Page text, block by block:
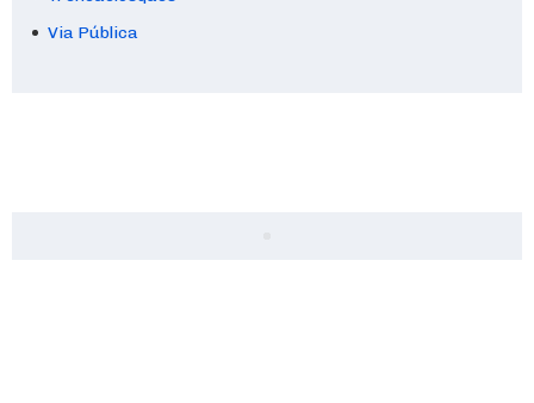
Via Pública